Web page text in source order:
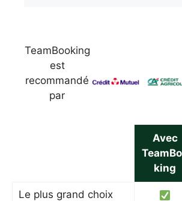
TeamBooking
est
recommandé
par
Avec
king
Le plus grand choix